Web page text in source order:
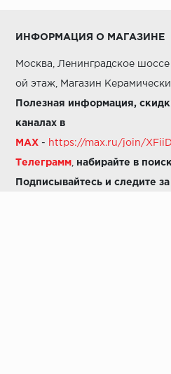
ИНФОРМАЦИЯ О МАГАЗИНЕ
Москва, Ленинградское
ой этаж, Магазин
Полезная информация,
каналах в
MAX - https://max.ru/join/
Телеграмм набирайте в
Подписывайтесь и следите